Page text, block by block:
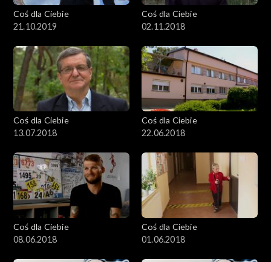
Coś dla Ciebie
21.10.2019
Coś dla Ciebie
02.11.2018
Coś dla Ciebie
13.07.2018
Coś dla Ciebie
22.06.2018
Coś dla Ciebie
08.06.2018
Coś dla Ciebie
01.06.2018